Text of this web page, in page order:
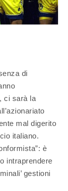
di
ci sarà la
mal digerito
italiano.
è
intraprendere
gestioni